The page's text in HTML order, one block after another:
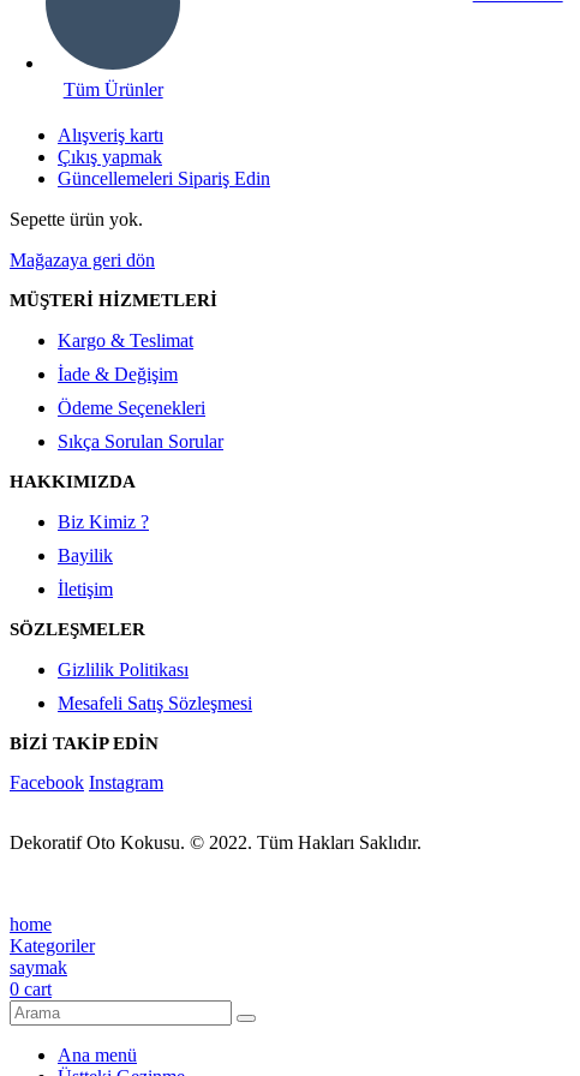
Tüm Ürünler
Alışveriş kartı
Çıkış yapmak
Güncellemeleri Sipariş Edin
Sepette ürün yok.
Mağazaya geri dön
MÜŞTERİ HİZMETLERİ
Kargo & Teslimat
İade & Değişim
Ödeme Seçenekleri
Sıkça Sorulan Sorular
HAKKIMIZDA
Biz Kimiz ?
Bayilik
İletişim
SÖZLEŞMELER
Gizlilik Politikası
Mesafeli Satış Sözleşmesi
BİZİ TAKİP EDİN
Facebook Instagram
Dekoratif Oto Kokusu. © 2022. Tüm Hakları Saklıdır.
home
Kategoriler
saymak
0 cart
Ana menü